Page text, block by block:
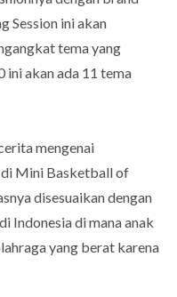
Session ini akan
tema yang
ini akan ada 11 tema
mengenai
di Mini Basketball of
disesuaikan dengan
Indonesia di mana anak
yang berat karena